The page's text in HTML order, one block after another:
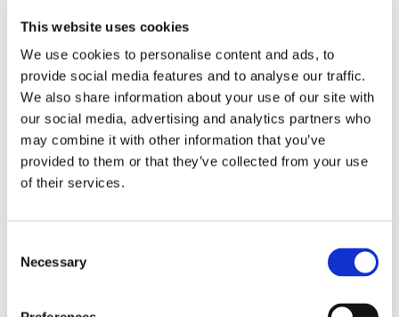
This website uses cookies
We use cookies to personalise content and ads, to
provide social media features and to analyse our traffic.
We also share information about your use of our site with
our social media, advertising and analytics partners who
may combine it with other information that you’ve
provided to them or that they’ve collected from your use
of their services.
Selection
Necessary
Esther Forse Villa Schöningen
Friedrich Thieme
Villa Schöningen
Asana Fujikawa Galerie Friese
Paul Fägerskiöld Galerie Nordenhake
Wieland Förster Schloss Biesdorf
Meschac Gaba PalaisPopulaire
Ellen Gallagher
PalaisPopulaire
Isa Genzken Wehrmuehle Biesenthal
Fabian Ginsberg